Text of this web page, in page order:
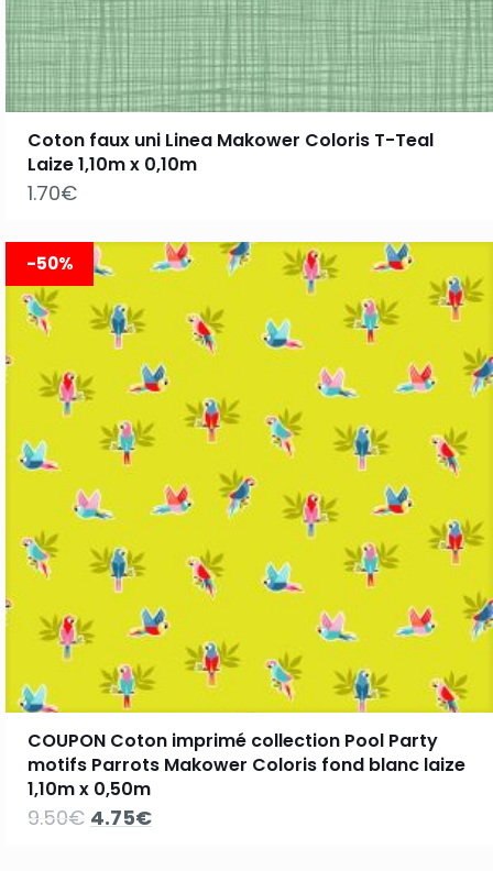
Coton faux uni Linea Makower Coloris T-Teal
Laize 1,10m x 0,10m
1.70€
-50%
COUPON Coton imprimé collection Pool Party
motifs Parrots Makower Coloris fond blanc laize
1,10m x 0,50m
9.50€ Le
4.75€Le